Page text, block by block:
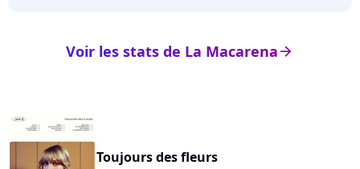
arrow_right
Voir les stats de La Macarena
Toujours des fleurs